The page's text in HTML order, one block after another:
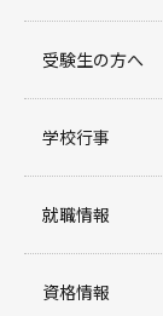
受験生の方へ
学校行事
就職情報
資格情報